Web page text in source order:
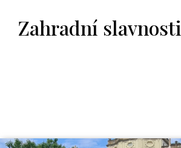
Zahradní slavnosti